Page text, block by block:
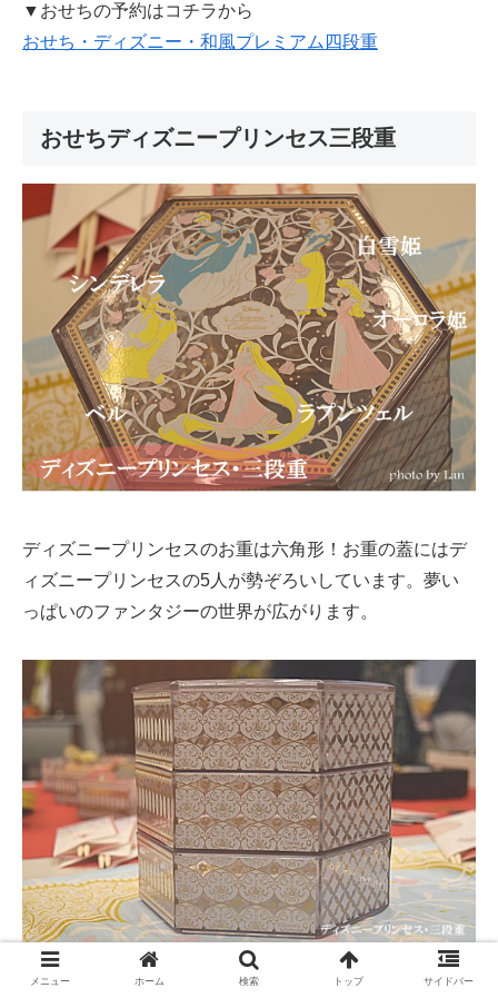
▼おせちの予約はコチラから
おせち・ディズニー・和風プレミアム四段重
おせちディズニープリンセス三段重
ディズニープリンセスのお重は六角形！お重の蓋にはデ
ィズニープリンセスの5人が勢ぞろいしています。夢い
っぱいのファンタジーの世界が広がります。
メニュー ホーム 検索 トップ サイドバー